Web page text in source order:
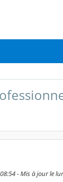
- Mis à jour le